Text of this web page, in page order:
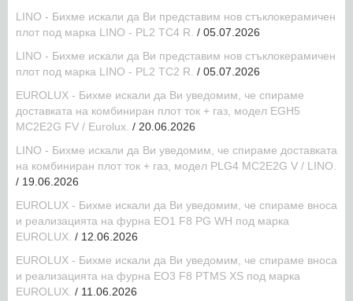
LINO - Бихме искали да Ви представим нов стъклокерамичен
плот под марка LINO - PL2 TC4 R. / 05.07.2026
LINO - Бихме искали да Ви представим нов стъклокерамичен
плот под марка LINO - PL2 TC2 R. / 05.07.2026
EUROLUX - Бихме искали да Ви уведомим, че спираме
доставката на комбиниран плот ток + газ, модел EGH5
MC2E2G FV / Eurolux. / 20.06.2026
LINO - Бихме искали да Ви уведомим, че спираме доставката
на комбиниран плот ток + газ, модел PLG4 MC2E2G V / LINO.
/ 19.06.2026
EUROLUX - Бихме искали да Ви уведомим, че спираме вноса
и реализацията на фурна ЕО1 F8 PG WH под марка
EUROLUX. / 12.06.2026
EUROLUX - Бихме искали да Ви уведомим, че спираме вноса
и реализацията на фурна ЕО3 F8 PTMS XS под марка
EUROLUX. / 11.06.2026